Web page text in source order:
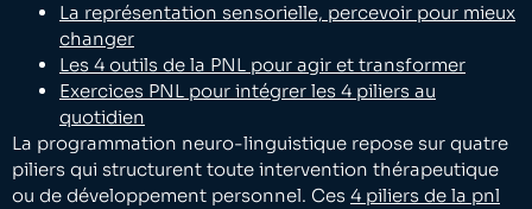
La représentation sensorielle, percevoir pour mieux
changer
Les 4 outils de la PNL pour agir et transformer
Exercices PNL pour intégrer les 4 piliers au
quotidien
La programmation neuro-linguistique repose sur quatre
piliers qui structurent toute intervention thérapeutique
ou de développement personnel. Ces 4 piliers de la pnl